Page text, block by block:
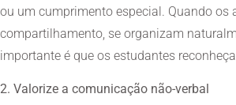
ou um cumprimento especial. Quando
compartilhamento, se organizam
importante é que os estudantes
2. Valorize a comunicação não-verbal